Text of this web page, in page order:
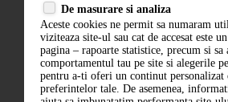
Politica de
ANPC
De masurare si analiza
Aceste cookies ne permit sa numaram
viziteaza site-ul sau cat de accesat este
pagina – rapoarte statistice, precum si sa
comportamentul tau pe site si alegerile
pentru a-ti oferi un continut personalizat
preferintelor tale. De asemenea,